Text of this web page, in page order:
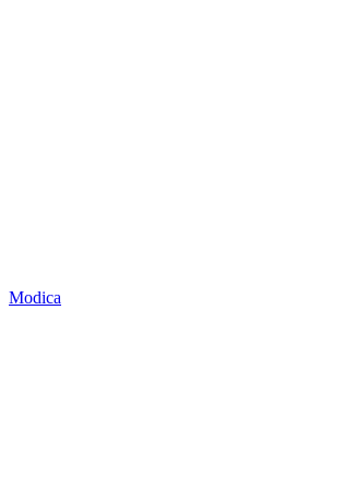
Modica